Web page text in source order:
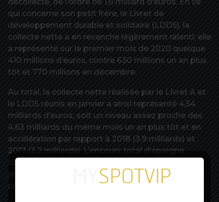
décollecte, de l’ordre de 1,6 milliard d’euros. En ce
qui concerne son petit frère, le Livret de
développement durable et solidaire (LDDS), la
collecte nette a en revanche légèrement ralenti: elle
a représenté sur le premier mois de 2020 quelque
410 millions d’euros, contre 630 millions un an plus
tôt et 770 millions en décembre.
Au total, la collecte nette réalisée par le Livret A et
le LDDS réunis en janvier a ainsi représenté 4,54
milliards d’euros, soit un niveau assez proche des
4,63 milliards du même mois un an plus tôt et en
accélération par rapport à 2018 (3,9 milliards) et
2017 (3,2 milliards). L’encours total d’épargne
stationnant sur ces deux produits atteignait fin
janvier plus de 415 milliards d’euros, en hausse de